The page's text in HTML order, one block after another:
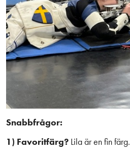
Snabbfrågor:
1) Favoritfärg? Lila är en fin färg.